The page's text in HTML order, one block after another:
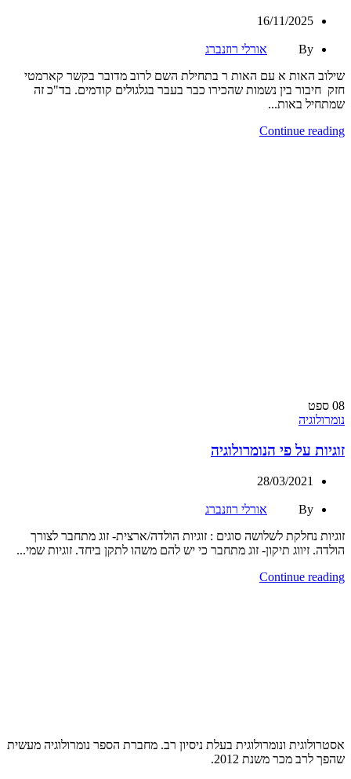
16/11/2025
By
אורלי רוזנברג
שילוב האות א עם האות ר בתחילת השם לרוב מדובר בקשר קארמטי
חזק חיבור בין נשמות שהכירו כבר בעבר בגלגולים קודמים. בד"כ זה
שמתחיל באות...
Continue reading
08 ספט
נומרולוגיה
זוגיות על פי הנומרולוגיה
28/03/2021
By
אורלי רוזנברג
זוגיות נחלקת לשלושה סוגים : זוגיות הולדה/ארצית- זוג מתחבר לצורך
הולדה. זיווג תיקון- זוג מתחבר כי יש להם משהו לתקן ביחד. זוגיות שמי...
Continue reading
אסטרולוגית ונומרולוגית בעלת ניסיון רב. מחברת הספר נומרולוגיה מעשית
שהפך לרב מכר משנת 2012.